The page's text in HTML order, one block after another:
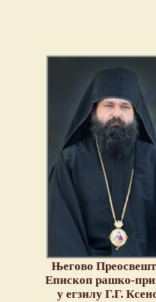
Његово
Епископ рашко-
у егзилу Г.Г.